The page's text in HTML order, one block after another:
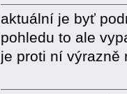
aktuální je byť
pohledu to ale
je proti ní výrazně